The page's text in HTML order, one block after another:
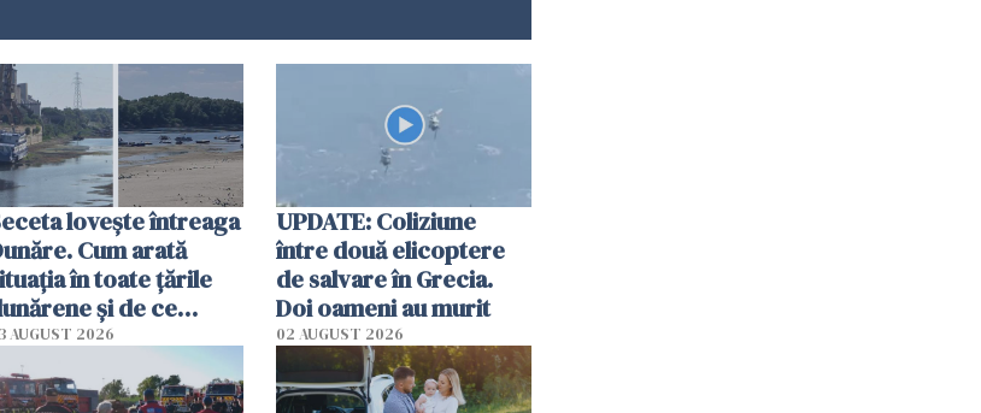
lovește întreaga
Cum arată
în toate țările
și de ce
resimte
efectele, deși a plouat
iulie
AUGUST 2026
UPDATE: Coliziune
între două elicoptere
de salvare în Grecia.
Doi oameni au murit
02 AUGUST 2026